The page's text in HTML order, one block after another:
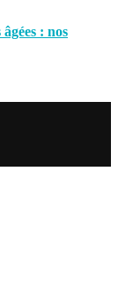
: nos